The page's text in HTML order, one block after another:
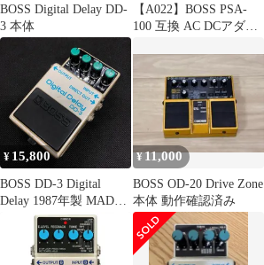
BOSS Digital Delay DD-
3 本体
【A022】BOSS PSA-
100 互換 AC DCアダプ
¥ 15,800
BOSS DD-3 Digital
Delay 1987年製 MADE
IN JAPAN
AA6QC122902 f146
¥11,000
BOSS OD-20 Drive Zone
本体 動作確認済み